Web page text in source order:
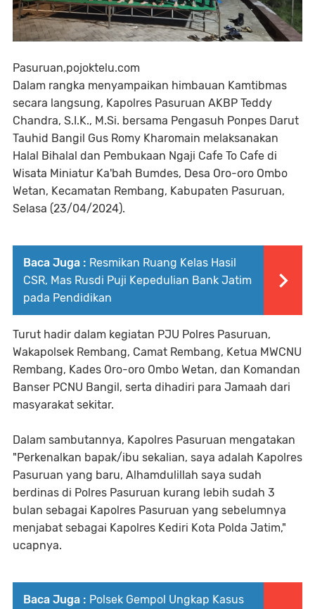
Pasuruan,pojoktelu.com
Dalam rangka menyampaikan himbauan Kamtibmas
secara langsung, Kapolres Pasuruan AKBP Teddy
Chandra, S.I.K., M.Si. bersama Pengasuh Ponpes Darut
Tauhid Bangil Gus Romy Kharomain melaksanakan
Halal Bihalal dan Pembukaan Ngaji Cafe To Cafe di
Wisata Miniatur Ka'bah Bumdes, Desa Oro-oro Ombo
Wetan, Kecamatan Rembang, Kabupaten Pasuruan,
Selasa (23/04/2024).
Baca Juga : Resmikan Ruang Kelas Hasil
CSR, Mas Rusdi Puji Kepedulian Bank Jatim
pada Pendidikan
Turut hadir dalam kegiatan PJU Polres Pasuruan,
Wakapolsek Rembang, Camat Rembang, Ketua MWCNU
Rembang, Kades Oro-oro Ombo Wetan, dan Komandan
Banser PCNU Bangil, serta dihadiri para Jamaah dari
masyarakat sekitar.
Dalam sambutannya, Kapolres Pasuruan mengatakan
"Perkenalkan bapak/ibu sekalian, saya adalah Kapolres
Pasuruan yang baru, Alhamdulillah saya sudah
berdinas di Polres Pasuruan kurang lebih sudah 3
bulan sebagai Kapolres Pasuruan yang sebelumnya
menjabat sebagai Kapolres Kediri Kota Polda Jatim,"
ucapnya.
Baca Juga : Polsek Gempol Ungkap Kasus